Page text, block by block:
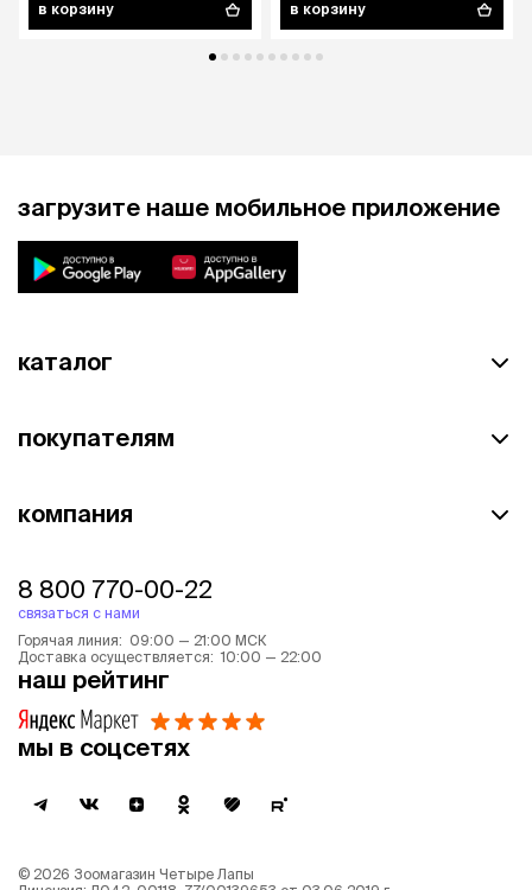
в корзину в корзину
загрузите наше мобильное приложение
каталог
покупателям
компания
8 800 770-00-22
связаться с нами
Горячая линия: 09:00 — 21:00 МСК
Доставка осуществляется: 10:00 — 22:00
наш рейтинг
мы в соцсетях
© 2026 Зоомагазин Четыре Лапы